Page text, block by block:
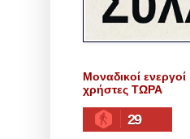
Μοναδικοί ενεργοί
χρήστες ΤΩΡΑ
29